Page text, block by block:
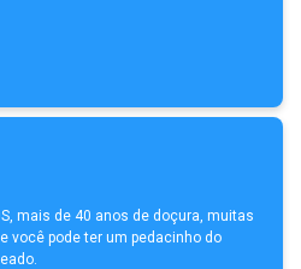
mais de 40 anos de doçura, muitas
você pode ter um pedacinho do